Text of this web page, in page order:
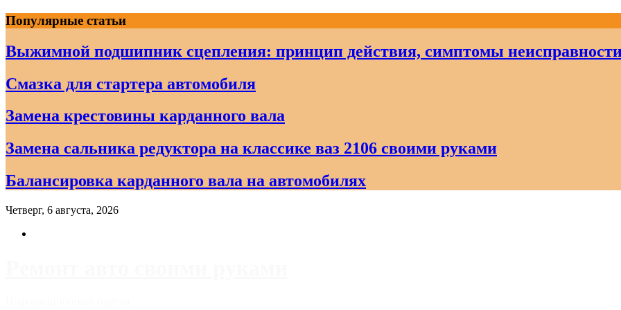
Skip
to
content
Популярные статьи
Выжимной подшипник сцепления: принцип действия, симптомы
Смазка для стартера автомобиля
Замена крестовины карданного вала
Замена сальника редуктора на классике ваз 2106 своими руками
Балансировка карданного вала на автомобилях
Четверг, 6 августа, 2026